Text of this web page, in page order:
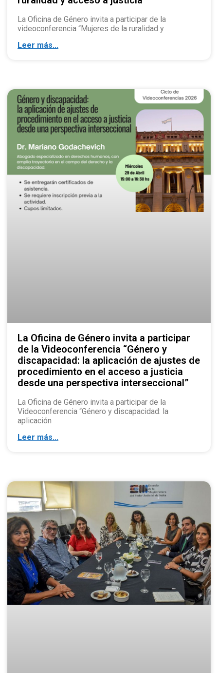
La Oficina de Género invita a participar de la
videoconferencia “Mujeres de la ruralidad y
Leer más...
La Oficina de Género invita a participar
de la Videoconferencia “Género y
discapacidad: la aplicación de ajustes de
procedimiento en el acceso a justicia
desde una perspectiva interseccional”
La Oficina de Género invita a participar de la
Videoconferencia “Género y discapacidad: la
aplicación
Leer más...